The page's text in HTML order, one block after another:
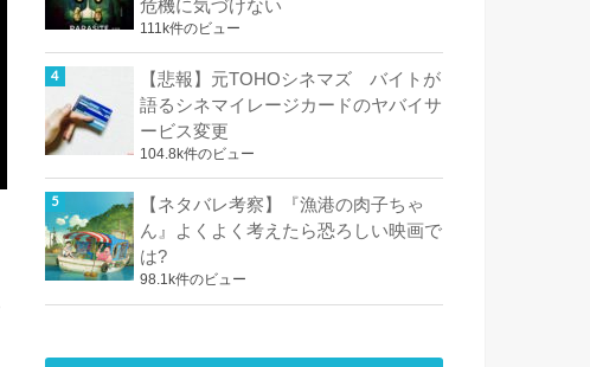
危機に気づけない
111k件のビュー
【悲報】元TOHOシネマズ バイトが
語るシネマイレージカードのヤバイサ
ービス変更
104.8k件のビュー
【ネタバレ考察】『漁港の肉子ちゃ
ん』よくよく考えたら恐ろしい映画で
は?
98.1k件のビュー